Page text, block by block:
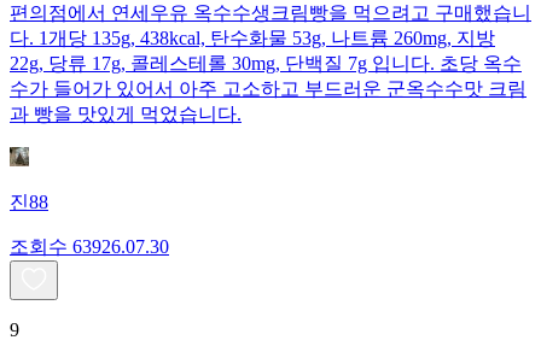
편의점에서 연세우유 옥수수생크림빵을 먹으려고 구매했습니
다. 1개당 135g, 438kcal, 탄수화물 53g, 나트륨 260mg, 지방
22g, 당류 17g, 콜레스테롤 30mg, 단백질 7g 입니다. 초당 옥수
수가 들어가 있어서 아주 고소하고 부드러운 군옥수수맛 크림
과 빵을 맛있게 먹었습니다.
진88
조회수 63926.07.30
9